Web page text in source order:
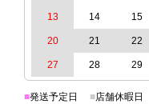
13 14 15
20 21 22
27 28 29
■発送予定日 ■店舗休暇日